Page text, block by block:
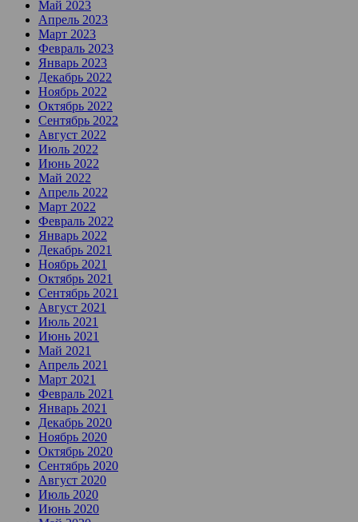
Май 2023
Апрель 2023
Март 2023
Февраль 2023
Январь 2023
Декабрь 2022
Ноябрь 2022
Октябрь 2022
Сентябрь 2022
Август 2022
Июль 2022
Июнь 2022
Май 2022
Апрель 2022
Март 2022
Февраль 2022
Январь 2022
Декабрь 2021
Ноябрь 2021
Октябрь 2021
Сентябрь 2021
Август 2021
Июль 2021
Июнь 2021
Май 2021
Апрель 2021
Март 2021
Февраль 2021
Январь 2021
Декабрь 2020
Ноябрь 2020
Октябрь 2020
Сентябрь 2020
Август 2020
Июль 2020
Июнь 2020